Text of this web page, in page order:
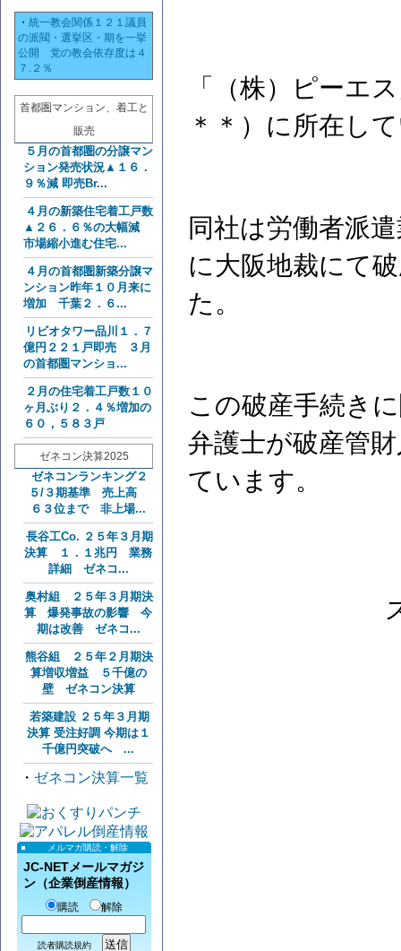
・ 統一教会関係１２１議員
の派閥・選挙区・期を一挙
公開 党の教会依存度は４
７.２％
首都圏マンション、着工と
販売
５月の首都圏の分譲マン
ション発売状況▲１６．
９％減 即売Br...
４月の新築住宅着工戸数
▲２６．６％の大幅減
市場縮小進む住宅...
４月の首都圏新築分譲マ
ンション昨年１０月来に
増加 千葉２．６...
リビオタワー品川１．７
億円２２１戸即売 ３月
の首都圏マンショ...
２月の住宅着工戸数１０
ヶ月ぶり２．４％増加の
６０，５８３戸
ゼネコン決算2025
ゼネコンランキング２
５/３期基準 売上高
６３位まで 非上場...
長谷工Co. ２５年３月期
決算 １．１兆円 業務
詳細 ゼネコ...
奥村組 ２５年３月期決
算 爆発事故の影響 今
期は改善 ゼネコ...
熊谷組 ２５年２月期決
算増収増益 ５千億の
壁 ゼネコン決算
若築建設 ２５年３月期
決算 受注好調 今期は１
千億円突破へ ...
・ ゼネコン決算一覧
メルマガ購読・解除
JC-NETメールマガジ
ン（企業倒産情報）
購読 解除
読者購読規約
「（株）ピーエ
＊＊）に所在し
同社は労働者派
に大阪地裁にて
た。
この破産手続き
弁護士が破産管
ています。